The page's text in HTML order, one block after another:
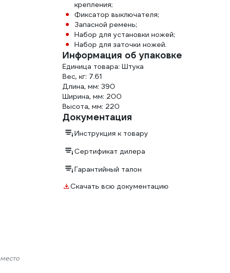
крепления;
Фиксатор выключателя;
Запасной ремень;
Набор для установки ножей;
Набор для заточки ножей.
Информация об упаковке
Единица товара: Штука
Вес, кг: 7.61
Длина, мм: 390
Ширина, мм: 200
Высота, мм: 220
Документация
Инструкция к товару
Сертификат дилера
Гарантийный талон
Скачать всю документацию